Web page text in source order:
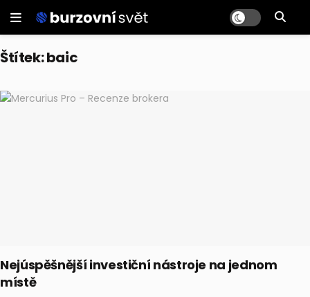
Štítek:baic
Nejúspěšnější investiční nástroje na jednom
místě